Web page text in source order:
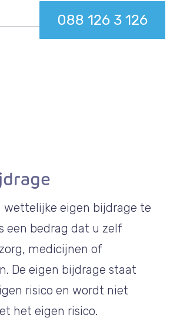
088 126 3 126
wettelijke eigen bijdrage te
een bedrag dat u zelf
medicijnen of
De eigen bijdrage staat
risico en wordt niet
het eigen risico.